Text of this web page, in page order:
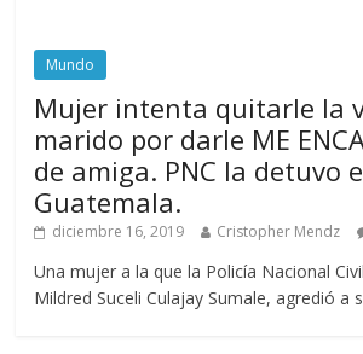
Mundo
Mujer intenta quitarle la
marido por darle ME
de amiga. PNC la detuvo
Guatemala.
diciembre 16, 2019 Cristopher Mendz
Una mujer a la que la Policía Nacional
Mildred Suceli Culajay Sumale, agredió a